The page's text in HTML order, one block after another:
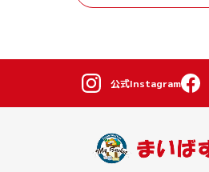
公式Instagram